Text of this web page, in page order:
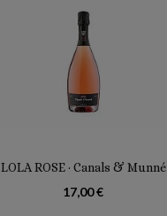
LOLA ROSE · Canals & Munné
17,00 €